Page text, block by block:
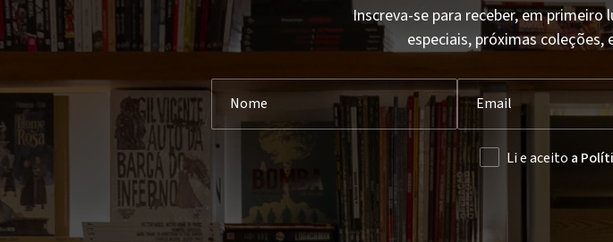
Inscreva-se para receber, em
especiais, próximas
Li e aceito a